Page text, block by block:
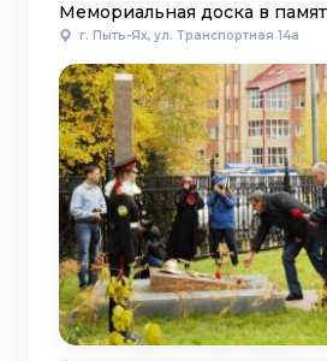
Мемориальная доска в
г. Пыть-Ях, ул. Транспортная 14а